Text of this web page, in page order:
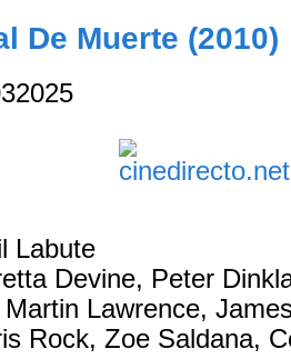
De Muerte (2010)
2025
Labute
Devine, Peter
Martin Lawrence,
Rock, Zoe Saldana,